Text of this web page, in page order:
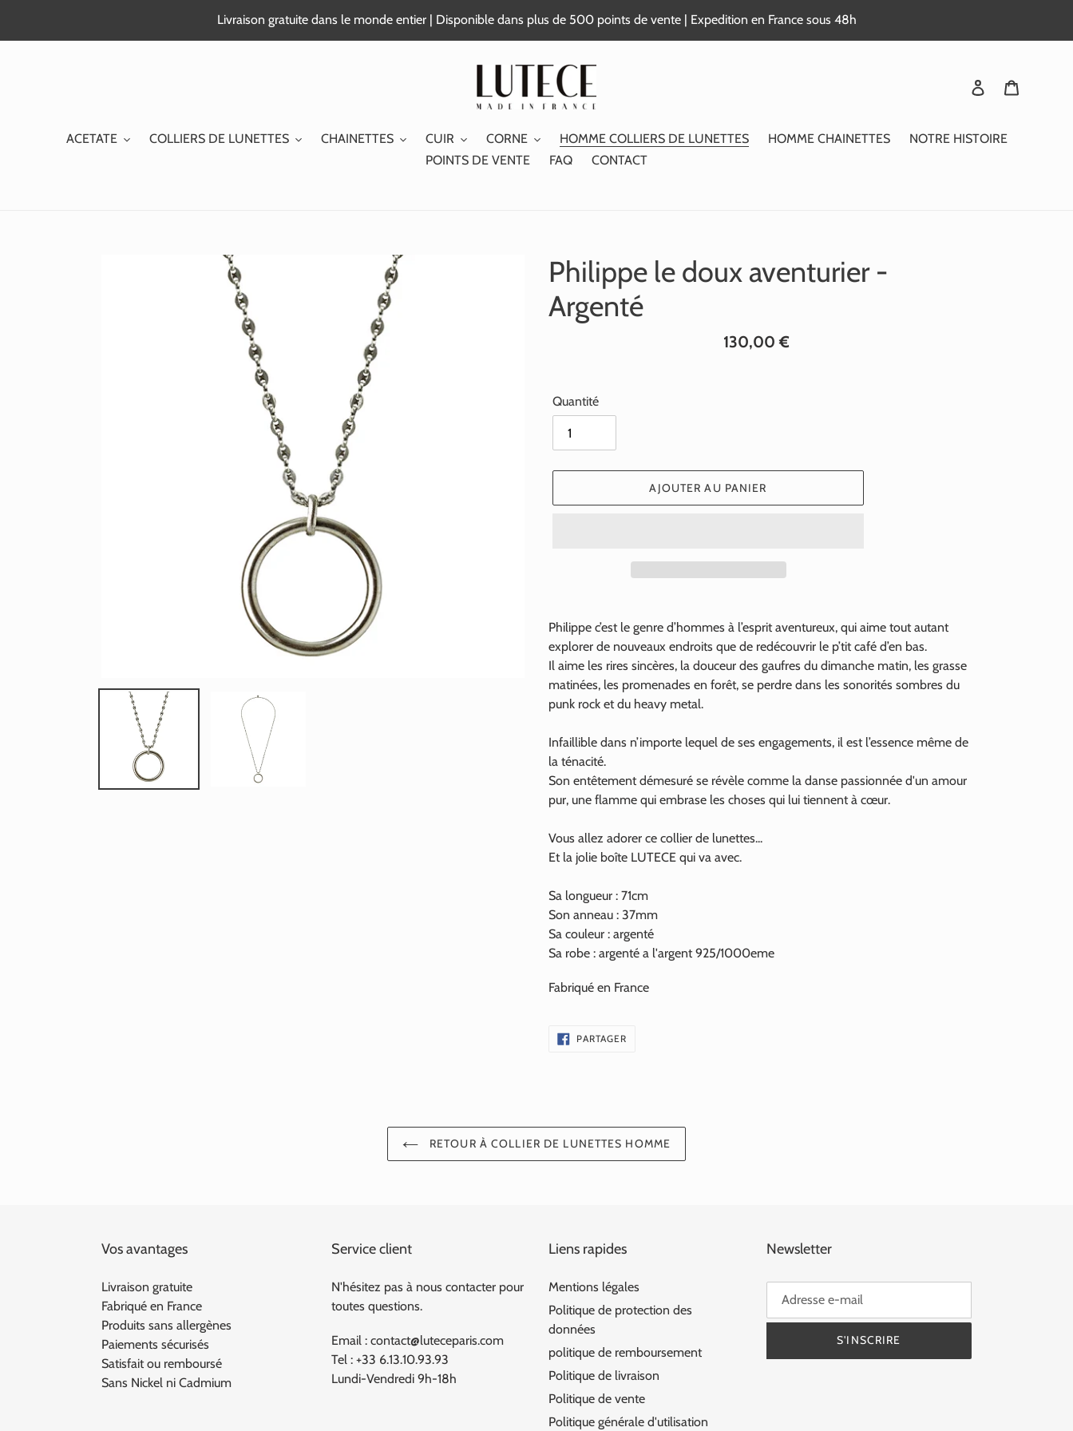
Livraison gratuite dans le monde entier | Disponible dans plus de 500 points de vente | Expedition en France sous 48h
Se connecter
ACETATE COLLIERS DE LUNETTES CHAINETTES CUIR CORNE HOMME COLLIERS DE LUNETTES HOMME CHAINETTES
NOTRE HISTOIRE
POINTS DE VENTE
FAQ CONTACT
Philippe le doux aventurier -
Argenté
Prix
130,00 €
Quantité
AJOUTER AU PANIER
d'un
produit
à
votre
panier
Philippe c’est le genre d’hommes à l’esprit aventureux, qui aime tout autant
explorer de nouveaux endroits que de redécouvrir le p’tit café d’en bas.
Il aime les rires sincères, la douceur des gaufres du dimanche matin, les grasse
matinées, les promenades en forêt, se perdre dans les sonorités sombres du
punk rock et du heavy metal.
Infaillible dans n’importe lequel de ses engagements, il est l’essence même de
la ténacité.
Son entêtement démesuré se révèle comme la danse passionnée d'un amour
pur, une flamme qui embrase les choses qui lui tiennent à cœur.
Vous allez adorer ce collier de lunettes...
Et la jolie boîte LUTECE qui va avec.
Sa longueur : 71cm
Son anneau : 37mm
Sa couleur : argenté
Sa robe : argenté a l'argent 925/1000eme
Fabriqué en France
PARTAGERPARTAGER
SUR
RETOUR À COLLIER DE LUNETTES HOMME
Vos avantages
Livraison gratuite
Fabriqué en France
Produits sans allergènes
Paiements sécurisés
Satisfait ou remboursé
Sans Nickel ni Cadmium
Service client
N'hésitez pas à nous contacter pour
toutes questions.
Email : contact@luteceparis.com
Tel : +33 6.13.10.93.93
Lundi-Vendredi 9h-18h
Liens rapides
Mentions légales
Politique de protection des
données
politique de remboursement
Politique de livraison
Politique de vente
Politique générale d'utilisation
Newsletter
S'INSCRIRE